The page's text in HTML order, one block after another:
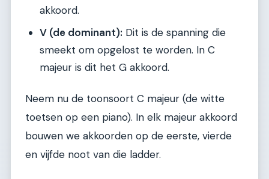
akkoord.
V (de dominant): Dit is de spanning die
smeekt om opgelost te worden. In C
majeur is dit het G akkoord.
Neem nu de toonsoort C majeur (de witte
toetsen op een piano). In elk majeur akkoord
bouwen we akkoorden op de eerste, vierde
en vijfde noot van die ladder.